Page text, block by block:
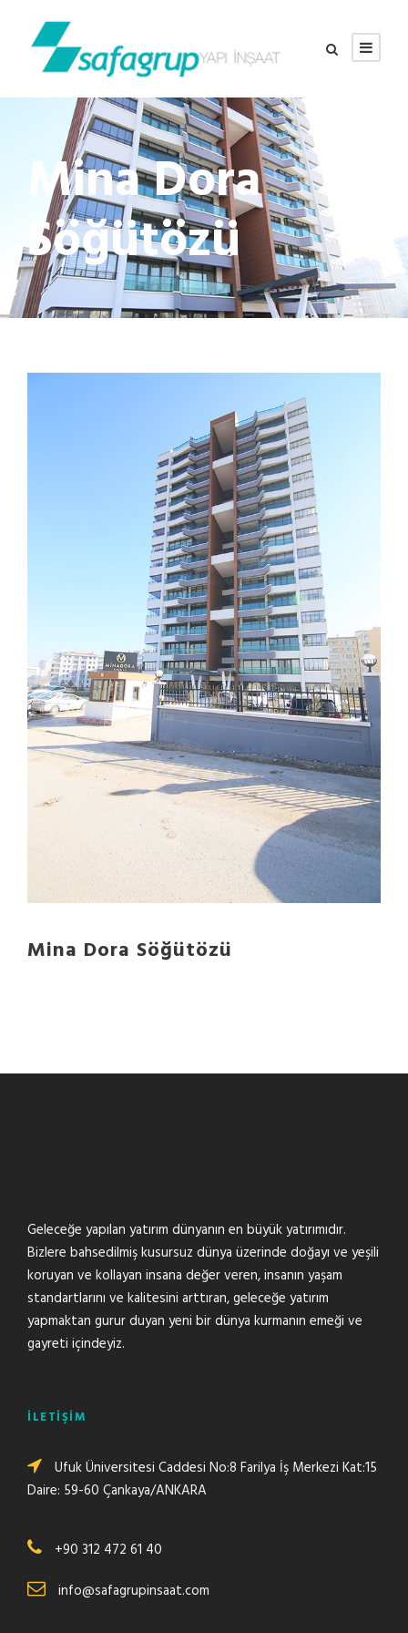
Mina Dora
Söğütözü
Mina Dora Söğütözü
Geleceğe yapılan yatırım dünyanın en büyük yatırımıdır.
Bizlere bahsedilmiş kusursuz dünya üzerinde doğayı ve yeşili
koruyan ve kollayan insana değer veren, insanın yaşam
standartlarını ve kalitesini arttıran, geleceğe yatırım
yapmaktan gurur duyan yeni bir dünya kurmanın emeği ve
gayreti içindeyiz.
İLETİŞİM
Ufuk Üniversitesi Caddesi No:8 Farilya İş Merkezi Kat:15
Daire: 59-60 Çankaya/ANKARA
+90 312 472 61 40
info@safagrupinsaat.com